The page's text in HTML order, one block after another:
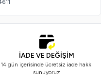
İADE VE DEĞİŞİM
14 gün içerisinde ücretsiz iade hakkı
sunuyoruz